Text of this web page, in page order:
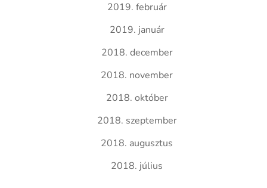
2019. február
2019. január
2018. december
2018. november
2018. október
2018. szeptember
2018. augusztus
2018. július